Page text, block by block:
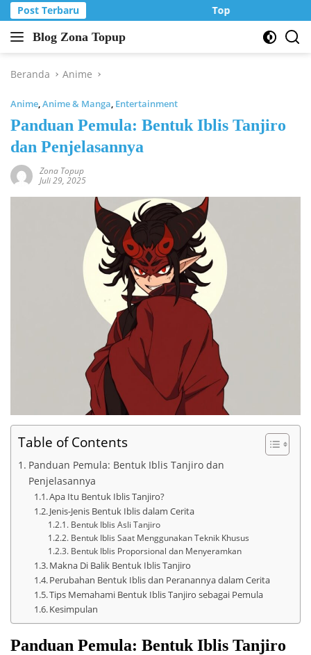
Langsung
ke
konten
Post Terbaru Top Up Murah di
Blog Zona Topup
Tips
Trik
game
online
Beranda Anime
Anime,Anime & Manga, Entertainment
Panduan Pemula: Bentuk Iblis Tanjiro
dan Penjelasannya
Zona Topup
Juli 29, 2025
Table of Contents
Panduan Pemula: Bentuk Iblis Tanjiro dan
Penjelasannya
Apa Itu Bentuk Iblis Tanjiro?
Jenis-Jenis Bentuk Iblis dalam Cerita
Bentuk Iblis Asli Tanjiro
Bentuk Iblis Saat Menggunakan Teknik Khusus
Bentuk Iblis Proporsional dan Menyeramkan
Makna Di Balik Bentuk Iblis Tanjiro
Perubahan Bentuk Iblis dan Peranannya dalam Cerita
Tips Memahami Bentuk Iblis Tanjiro sebagai Pemula
Kesimpulan
Panduan Pemula: Bentuk Iblis Tanjiro